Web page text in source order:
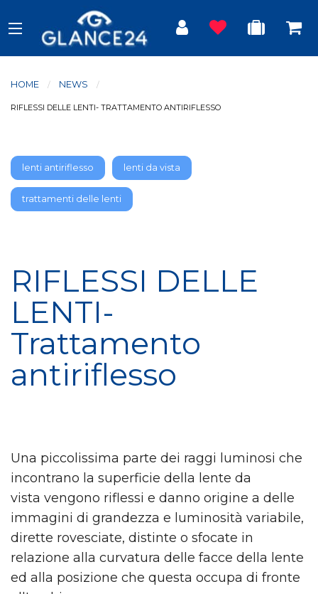
HOME NEWS
CURRENT:
RIFLESSI DELLE LENTI- TRATTAMENTO ANTIRIFLESSO
lenti antiriflesso lenti da vista
trattamenti delle lenti
RIFLESSI DELLE
LENTI-
Trattamento
antiriflesso
Una piccolissima parte dei raggi luminosi che
incontrano la superficie della lente da
vista vengono riflessi e danno origine a delle
immagini di grandezza e luminosità variabile,
dirette rovesciate, distinte o sfocate in
relazione alla curvatura delle facce della lente
ed alla posizione che questa occupa di fronte